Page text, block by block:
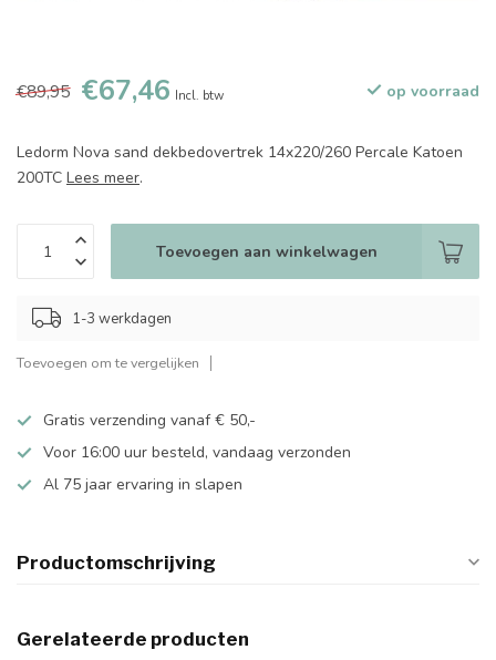
€89,95 €67,46 Incl. btw op voorraad
Ledorm Nova sand dekbedovertrek 14x220/260 Percale Katoen
200TC Lees meer.
Toevoegen aan winkelwagen
1-3 werkdagen
Toevoegen om te vergelijken
Gratis verzending vanaf € 50,-
Voor 16:00 uur besteld, vandaag verzonden
Al 75 jaar ervaring in slapen
Productomschrijving
Gerelateerde producten